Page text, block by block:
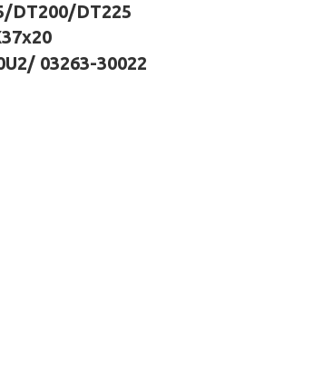
DT200/DT225
03263-30022